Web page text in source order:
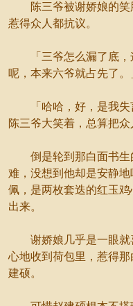
陈三爷被谢娇娘的笑
惹得众人都抗议。
「三爷怎么漏了底，
呢，本来六爷就占先了。
「哈哈，好，是我失
陈三爷大笑着，总算把众
倒是轮到那白面书生
难，没想到他却是安静
佩，是两枚套迭的红玉
出来。
谢娇娘几乎是一眼就
心地收到荷包里，惹得
建硕。